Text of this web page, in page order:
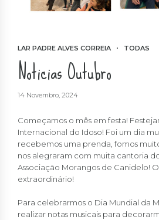
LAR PADRE ALVES CORREIA TODAS
Noticias Outubro
14 Novembro, 2024
Começamos o mês em festa!
Internacional do Idoso! Foi um dia
recebemos uma prenda, fomos
nos alegraram com muita cantoria
Associação Morangos de Canidelo!
extraordinário!
Para celebrarmos o Dia Mundial da
realizar notas musicais para